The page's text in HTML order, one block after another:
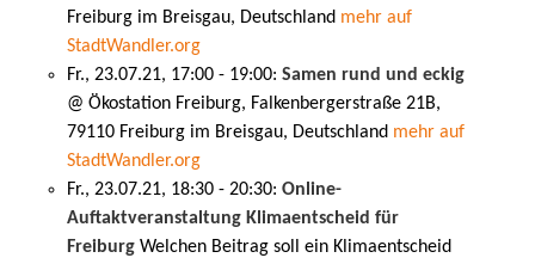
Freiburg im Breisgau, Deutschland mehr auf
StadtWandler.org
Fr., 23.07.21, 17:00 - 19:00: Samen rund und eckig
@ Ökostation Freiburg, Falkenbergerstraße 21B,
79110 Freiburg im Breisgau, Deutschland mehr auf
StadtWandler.org
Fr., 23.07.21, 18:30 - 20:30: Online-
Auftaktveranstaltung Klimaentscheid für
Freiburg Welchen Beitrag soll ein Klimaentscheid